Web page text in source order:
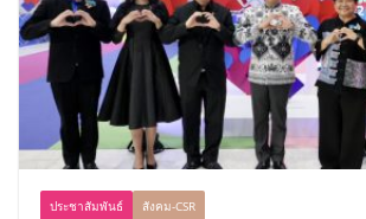
ประชาสัมพันธ์ สังคม-CSR